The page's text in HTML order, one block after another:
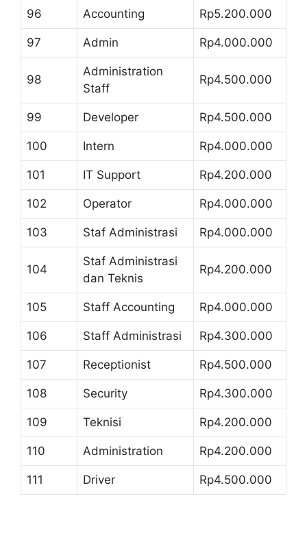
96 Accounting Rp5.200.000
97 Admin Rp4.000.000
98
Administration
Staff
Rp4.500.000
99 Developer Rp4.500.000
100 Intern Rp4.000.000
101 IT Support Rp4.200.000
102 Operator Rp4.000.000
103 Staf Administrasi Rp4.000.000
104
Staf Administrasi
dan Teknis
Rp4.200.000
105 Staff Accounting Rp4.000.000
106 Staff Administrasi Rp4.300.000
107 Receptionist Rp4.500.000
108 Security Rp4.300.000
109 Teknisi Rp4.200.000
110 Administration Rp4.200.000
111 Driver Rp4.500.000